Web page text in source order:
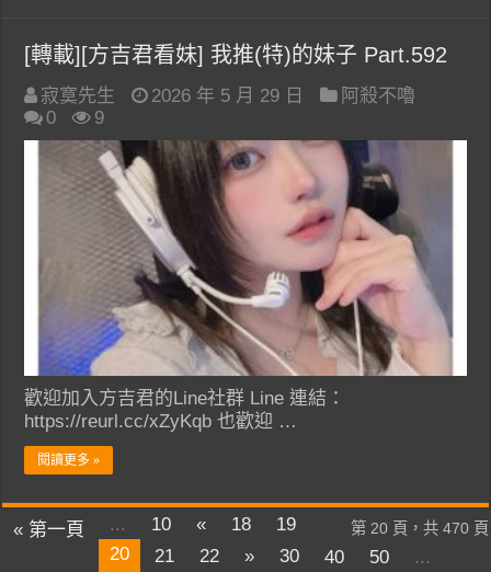
[轉載][方吉君看妹] 我推(特)的妹子 Part.592
寂寞先生 2026 年 5 月 29 日
阿殺不嚕
0
9
歡迎加入方吉君的Line社群 Line 連結：
https://reurl.cc/xZyKqb 也歡迎 …
閱讀更多 »
第 20 頁，共 470 頁
« 第一頁 ... 10 « 18
19
20
21 22 » 30 40 50
...